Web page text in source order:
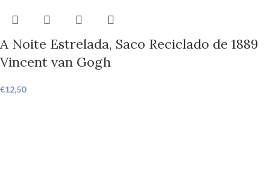
A Noite Estrelada, Saco Reciclado de 1889
Vincent van Gogh
€12,50